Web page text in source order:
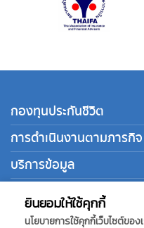
ยินยอมให้ใช้คุกกี้
นโยบายการใช้คุกกี้เว็บไซต์ขอ
กองทุนประกันชีวิต
การดำเนินงานตามภารกิจ
บริการข้อมูล